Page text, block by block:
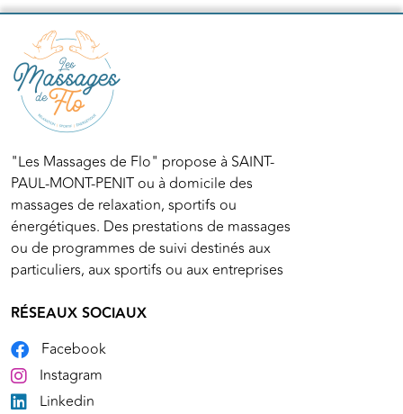
"Les Massages de Flo" propose à SAINT-
PAUL-MONT-PENIT ou à domicile des
massages de relaxation, sportifs ou
énergétiques. Des prestations de massages
ou de programmes de suivi destinés aux
particuliers, aux sportifs ou aux entreprises
RÉSEAUX SOCIAUX
Facebook
Instagram
Linkedin